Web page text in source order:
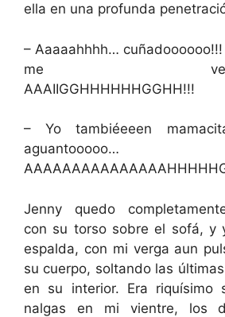
ella en una profunda
– Aaaaahhhh…
me
AAAIIGGHHHHHHGGHH!!!
– Yo tambiéeeen
aguantooooo…
Jenny quedo
con su torso sobre el sofá, y
espalda, con mi verga aun
su cuerpo, soltando las
en su interior. Era riquísimo
nalgas en mi vientre, los